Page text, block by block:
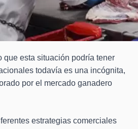
que esta situación podría tener
todavía es una incógnita,
por el mercado ganadero
estrategias comerciales